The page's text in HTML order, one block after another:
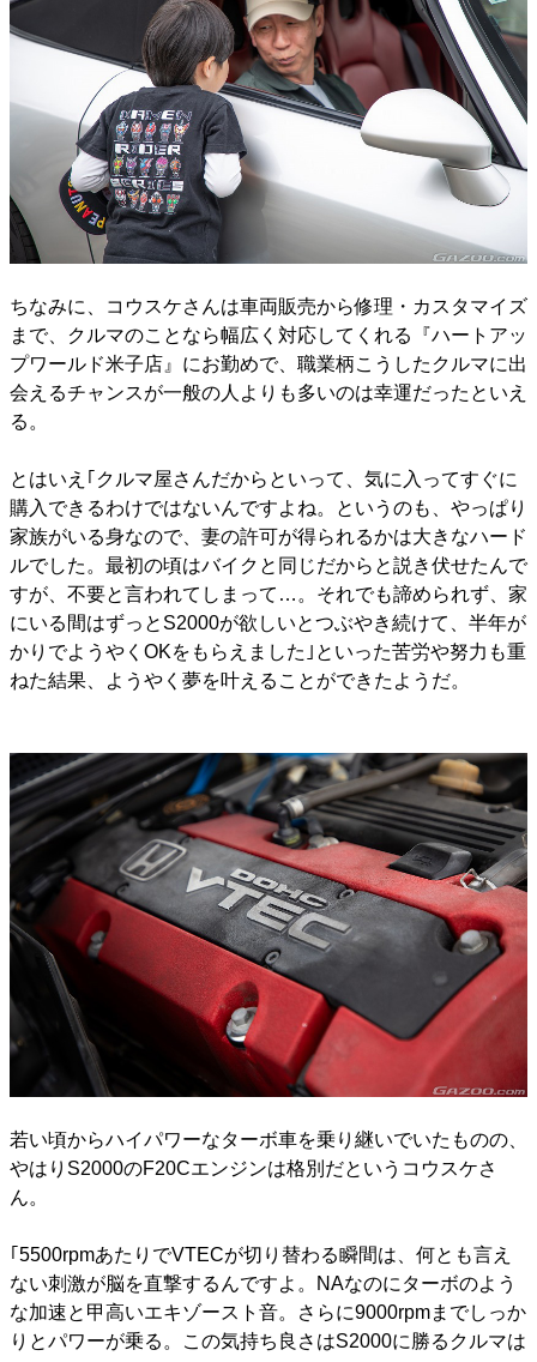
ちなみに、コウスケさんは車両販売から修理・カスタマイズ
まで、クルマのことなら幅広く対応してくれる『ハートアッ
プワールド米子店』にお勤めで、職業柄こうしたクルマに出
会えるチャンスが一般の人よりも多いのは幸運だったといえ
る。
とはいえ｢クルマ屋さんだからといって、気に入ってすぐに
購入できるわけではないんですよね。というのも、やっぱり
家族がいる身なので、妻の許可が得られるかは大きなハード
ルでした。最初の頃はバイクと同じだからと説き伏せたんで
すが、不要と言われてしまって…。それでも諦められず、家
にいる間はずっとS2000が欲しいとつぶやき続けて、半年が
かりでようやくOKをもらえました｣といった苦労や努力も重
ねた結果、ようやく夢を叶えることができたようだ。
若い頃からハイパワーなターボ車を乗り継いでいたものの、
やはりS2000のF20Cエンジンは格別だというコウスケさ
ん。
｢5500rpmあたりでVTECが切り替わる瞬間は、何とも言え
ない刺激が脳を直撃するんですよ。NAなのにターボのよう
な加速と甲高いエキゾースト音。さらに9000rpmまでしっか
りとパワーが乗る。この気持ち良さはS2000に勝るクルマは